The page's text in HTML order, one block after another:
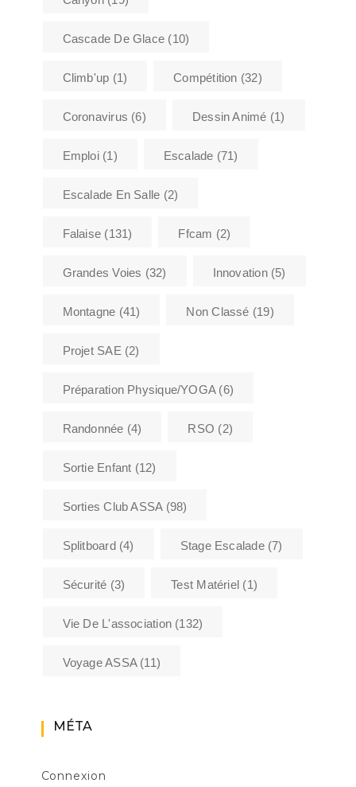
Cascade De Glace (10)
Climb'up (1) Compétition (32)
Coronavirus (6) Dessin Animé (1)
Emploi(1) Escalade (71)
Escalade En Salle (2)
Falaise (131) Ffcam (2)
Grandes Voies (32) Innovation(5)
Montagne (41) Non Classé (19)
Projet SAE (2)
Préparation Physique/YOGA(6)
Randonnée (4) RSO (2)
Sortie Enfant (12)
Sorties Club ASSA(98)
Splitboard(4) Stage Escalade(7)
Sécurité (3) Test Matériel (1)
Vie De L'association (132)
Voyage ASSA(11)
MÉTA
Connexion